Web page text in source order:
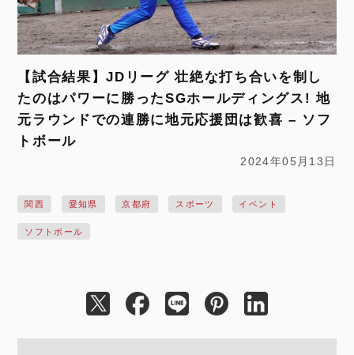
【試合結果】JDリーグ 壮絶な打ち合いを制し
たのはパワーに勝ったSGホールディングス! 地
元ラウンドでの連勝に地元応援団は歓喜 – ソフ
トボール
2024年05月13日
関西 愛知県 京都府 スポーツ イベント
ソフトボール